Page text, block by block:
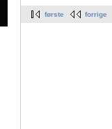
første forrige